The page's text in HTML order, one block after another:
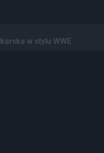
w stylu WWE